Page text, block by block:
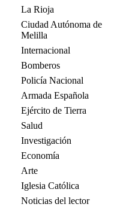
La Rioja
Ciudad Autónoma de
Melilla
Internacional
Bomberos
Policía Nacional
Armada Española
Ejército de Tierra
Salud
Investigación
Economía
Arte
Iglesia Católica
Noticias del lector